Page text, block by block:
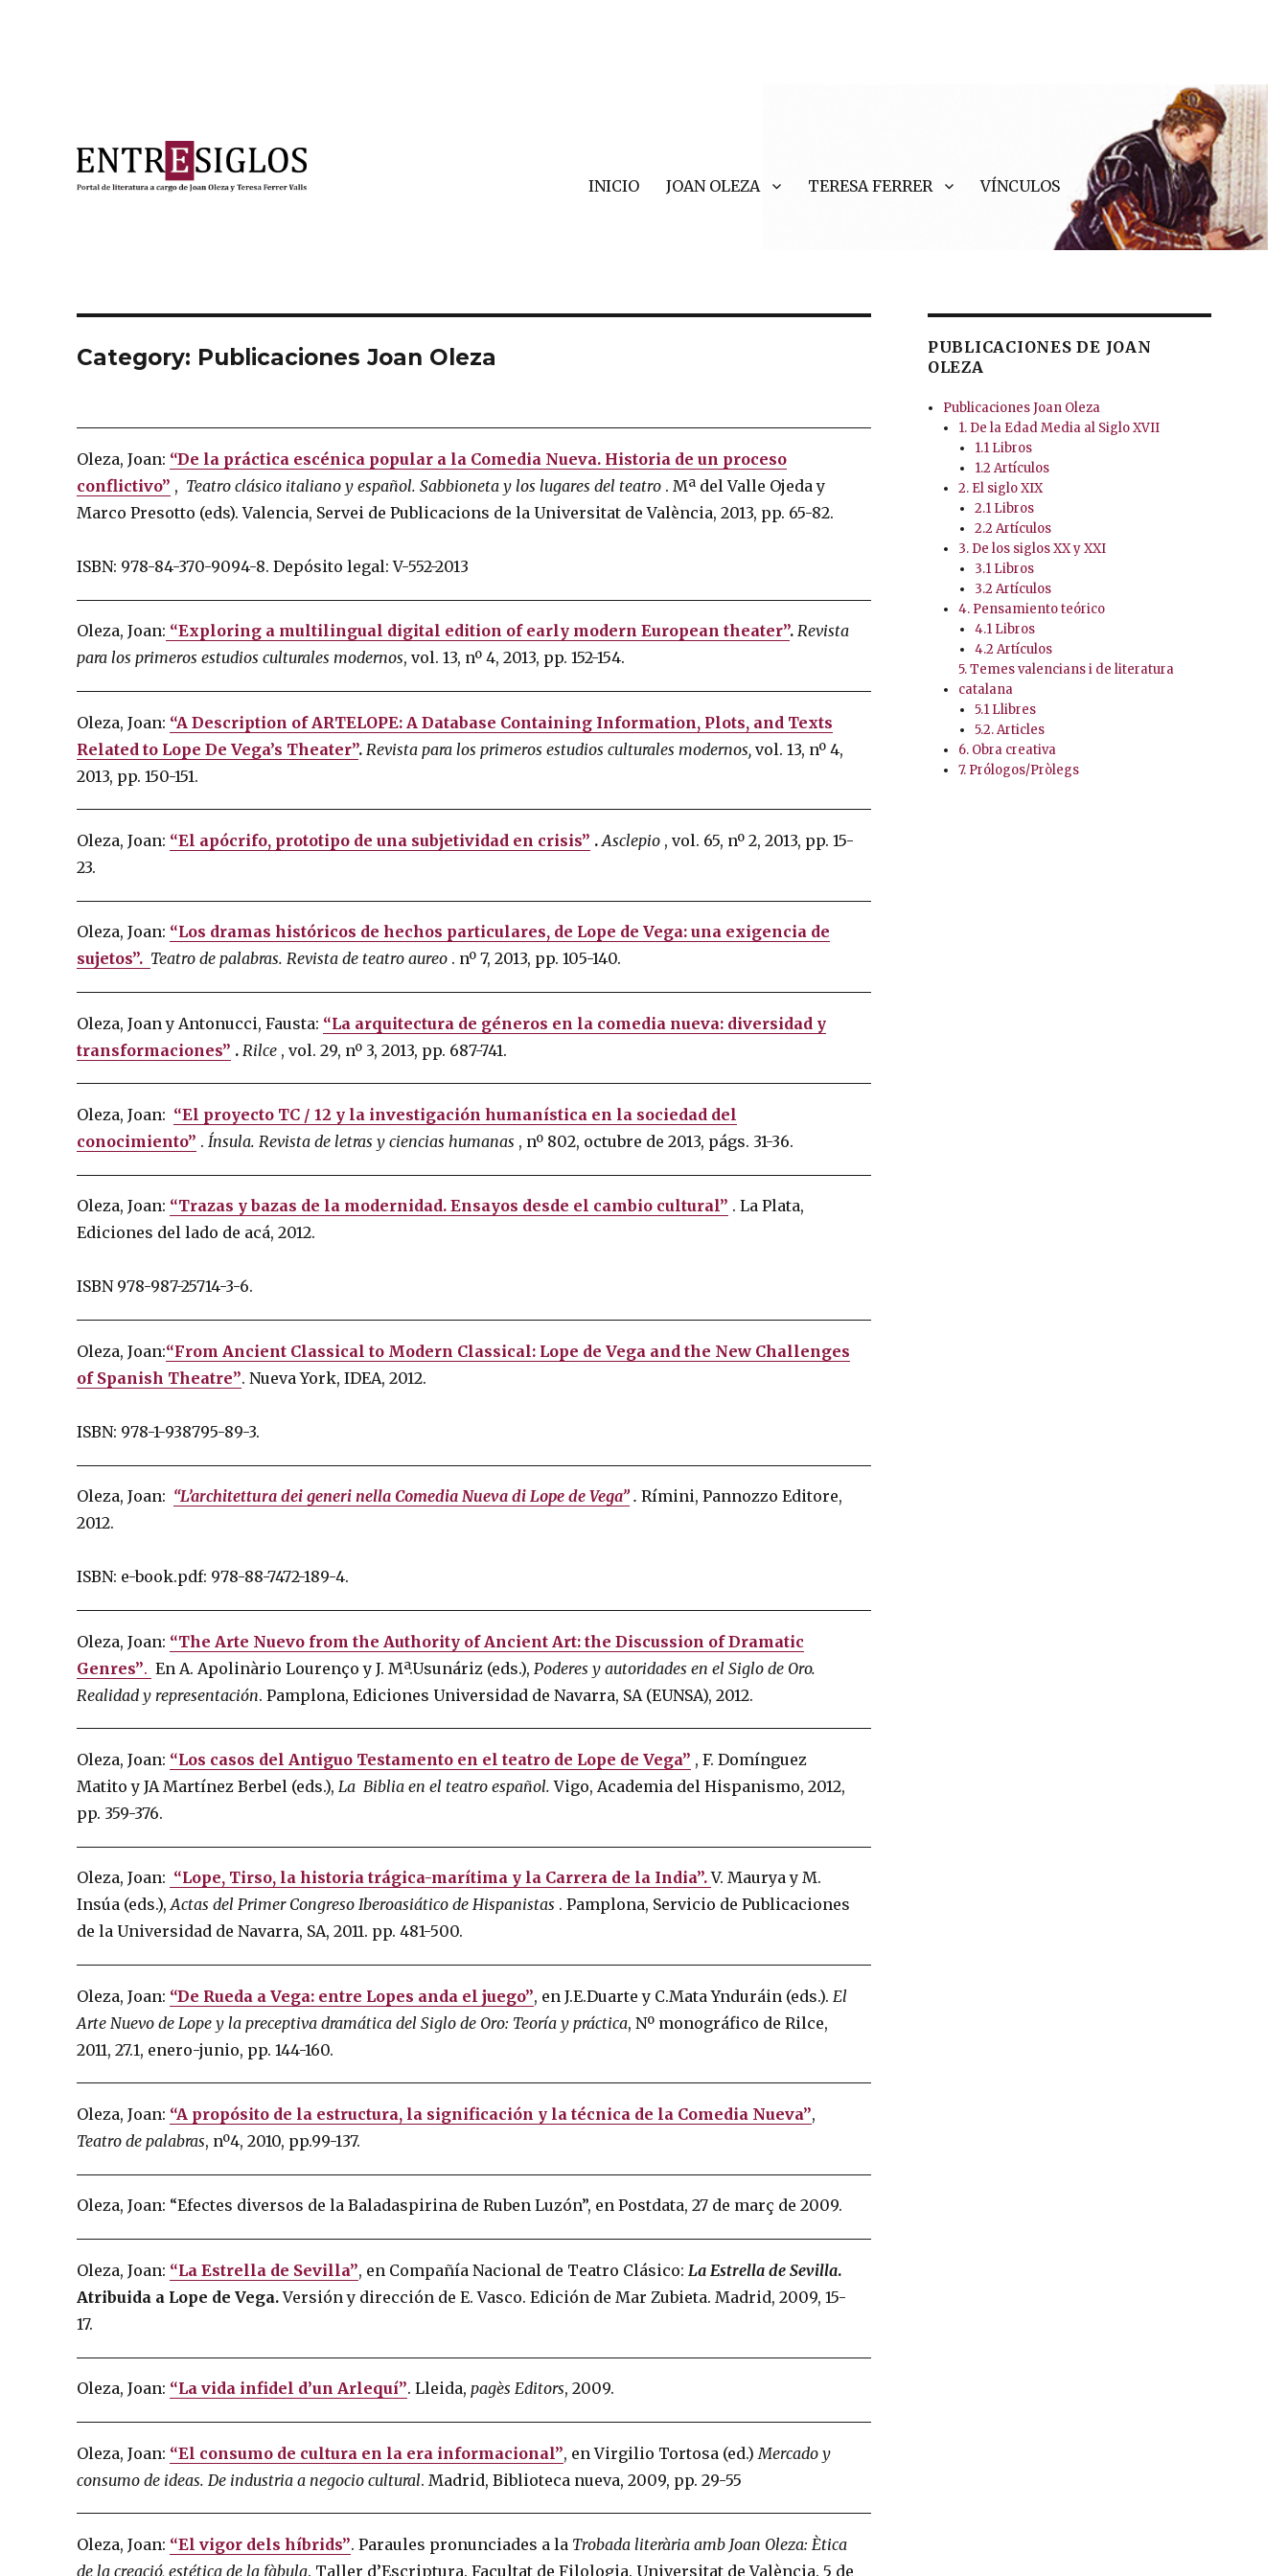
INICIO JOAN OLEZA TERESA FERRER VÍNCULOS
Category: Publicaciones Joan Oleza
Oleza, Joan: “De la práctica escénica popular a la Comedia Nueva. Historia de un proceso
conflictivo” , Teatro clásico italiano y español.Sabbioneta y los lugares del teatro . Mª del Valle Ojeda y
Marco Presotto (eds).Valencia, Servei de Publicacions de la Universitat de València, 2013, pp. 65-82.
ISBN: 978-84-370-9094-8.Depósito legal: V-552-2013
Oleza, Joan: “Exploring a multilingual digital edition of early modern European theater”.Revista
para los primeros estudios culturales modernos, vol.13, nº 4, 2013, pp. 152-154.
Oleza, Joan: “A Description of ARTELOPE: A Database Containing Information, Plots, and Texts
Related to Lope De Vega’s Theater”. Revista para los primeros estudios culturales modernos, vol.13, nº 4,
2013, pp. 150-151.
Oleza, Joan: “El apócrifo, prototipo de una subjetividad en crisis” .Asclepio , vol. 65, nº 2, 2013, pp. 15-
23.
Oleza, Joan: “Los dramas históricos de hechos particulares, de Lope de Vega: una exigencia de
sujetos”. Teatro de palabras.Revista de teatro aureo . nº 7, 2013, pp. 105-140.
Oleza, Joan y Antonucci, Fausta: “La arquitectura de géneros en la comedia nueva: diversidad y
transformaciones” . Rilce , vol.29, nº 3, 2013, pp. 687-741.
Oleza, Joan: “El proyecto TC / 12 y la investigación humanística en la sociedad del
conocimiento” .Ínsula.Revista de letras y ciencias humanas , nº 802, octubre de 2013, págs. 31-36.
Oleza, Joan: “Trazas y bazas de la modernidad. Ensayos desde el cambio cultural” .La Plata,
Ediciones del lado de acá, 2012.
ISBN 978-987-25714-3-6.
Oleza, Joan:“From Ancient Classical to Modern Classical: Lope de Vega and the New Challenges
of Spanish Theatre”.Nueva York, IDEA, 2012.
ISBN: 978-1-938795-89-3.
Oleza, Joan: “L’architettura dei generi nella Comedia Nueva di Lope de Vega” .Rímini, Pannozzo Editore,
2012.
ISBN: e-book.pdf: 978-88-7472-189-4.
Oleza, Joan: “The Arte Nuevo from the Authority of Ancient Art: the Discussion of Dramatic
Genres”. En A. Apolinàrio Lourenço y J. Mª.Usunáriz (eds.), Poderes y autoridades en el Siglo de Oro.
Realidad y representación.Pamplona, ​​Ediciones Universidad de Navarra, SA (EUNSA), 2012.
Oleza, Joan: “Los casos del Antiguo Testamento en el teatro de Lope de Vega” , F. Domínguez
Matito y JA Martínez Berbel (eds.), La Biblia en el teatro español.Vigo, Academia del Hispanismo, 2012,
pp. 359-376.
Oleza, Joan: “Lope, Tirso, la historia trágica-marítima y la Carrera de la India”.V. Maurya y M.
Insúa (eds.),Actas del Primer Congreso Iberoasiático de Hispanistas .Pamplona, ​​Servicio de Publicaciones
de la Universidad de Navarra, SA, 2011. pp. 481-500.
Oleza, Joan: “De Rueda a Vega: entre Lopes anda el juego”, en J.E.Duarte y C.Mata Ynduráin (eds.). El
Arte Nuevo de Lope y la preceptiva dramática del Siglo de Oro: Teoría y práctica, Nº monográfico de Rilce,
2011, 27.1, enero-junio, pp. 144-160.
Oleza, Joan: “A propósito de la estructura, la significación y la técnica de la Comedia Nueva”,
Teatro de palabras, nº4, 2010, pp.99-137.
Oleza, Joan: “Efectes diversos de la Baladaspirina de Ruben Luzón”, en Postdata, 27 de març de 2009.
Oleza, Joan: “La Estrella de Sevilla”, en Compañía Nacional de Teatro Clásico: La Estrella de Sevilla.
Atribuida a Lope de Vega.Versión y dirección de E. Vasco. Edición de Mar Zubieta. Madrid, 2009, 15-
17.
Oleza, Joan: “La vida infidel d’un Arlequí”. Lleida,pagès Editors, 2009.
Oleza, Joan: “El consumo de cultura en la era informacional”, en Virgilio Tortosa (ed.) Mercado y
consumo de ideas. De industria a negocio cultural. Madrid, Biblioteca nueva, 2009, pp. 29-55
Oleza, Joan: “El vigor dels híbrids”. Paraules pronunciades a la Trobada literària amb Joan Oleza: Ètica
de la creació, estética de la fàbula. Taller d’Escriptura. Facultat de Filologia. Universitat de València. 5 de
PUBLICACIONES DE JOAN
OLEZA
Publicaciones Joan Oleza
1. De la Edad Media al Siglo XVII
1.1 Libros
1.2 Artículos
2. El siglo XIX
2.1 Libros
2.2 Artículos
3. De los siglos XX y XXI
3.1 Libros
3.2 Artículos
4. Pensamiento teórico
4.1 Libros
4.2 Artículos
5. Temes valencians i de literatura
catalana
5.1 Llibres
5.2. Articles
6. Obra creativa
7. Prólogos/Pròlegs